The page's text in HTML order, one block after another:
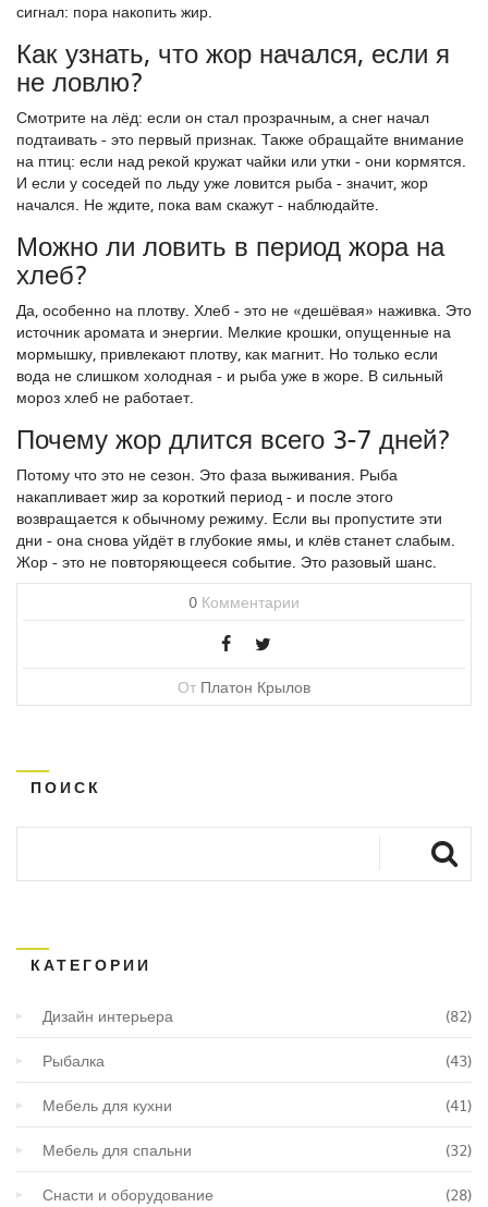
сигнал: пора накопить жир.
Как узнать, что жор начался, если я
не ловлю?
Смотрите на лёд: если он стал прозрачным, а снег начал
подтаивать - это первый признак. Также обращайте внимание
на птиц: если над рекой кружат чайки или утки - они кормятся.
И если у соседей по льду уже ловится рыба - значит, жор
начался. Не ждите, пока вам скажут - наблюдайте.
Можно ли ловить в период жора на
хлеб?
Да, особенно на плотву. Хлеб - это не «дешёвая» наживка. Это
источник аромата и энергии. Мелкие крошки, опущенные на
мормышку, привлекают плотву, как магнит. Но только если
вода не слишком холодная - и рыба уже в жоре. В сильный
мороз хлеб не работает.
Почему жор длится всего 3-7 дней?
Потому что это не сезон. Это фаза выживания. Рыба
накапливает жир за короткий период - и после этого
возвращается к обычному режиму. Если вы пропустите эти
дни - она снова уйдёт в глубокие ямы, и клёв станет слабым.
Жор - это не повторяющееся событие. Это разовый шанс.
0 Комментарии
От Платон Крылов
ПОИСК
КАТЕГОРИИ
Дизайн интерьера (82)
Рыбалка (43)
Мебель для кухни (41)
Мебель для спальни (32)
Снасти и оборудование (28)